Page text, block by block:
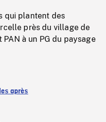
qui plantent des
près du village de
PAN à un PG du paysage
après